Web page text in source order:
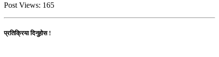
Post Views: 165
प्रतिक्रिया दिनुहोस !